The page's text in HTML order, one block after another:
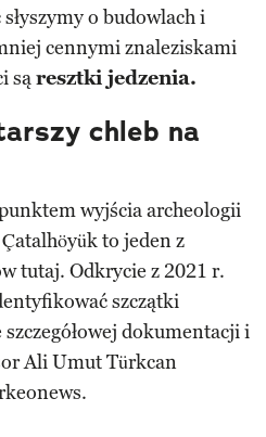
o budowlach i
cennymi znaleziskami
sąresztki jedzenia.
chleb na
wyjścia archeologii
to jeden z
tutaj. Odkrycie z 2021 r.
szczątki
dokumentacji i
Ali Umut Türkcan